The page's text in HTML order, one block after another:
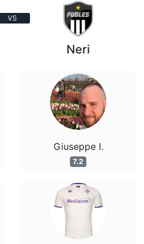
VS
Neri
Giuseppe I.
7.2